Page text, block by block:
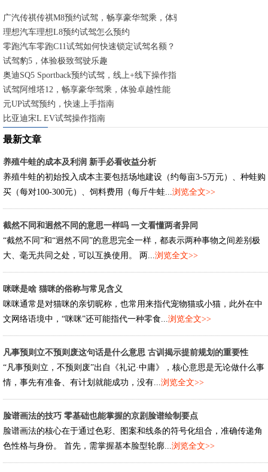
广汽传祺传祺M8预约试驾，畅享豪华驾乘，体验卓越性能
理想汽车理想L8预约试驾怎么预约
零跑汽车零跑C11试驾如何快速锁定试驾名额？
试驾豹5，体验极致驾驶乐趣
奥迪SQ5 Sportback预约试驾，线上+线下操作指南
试驾阿维塔12，畅享豪华驾乘，体验卓越性能
元UP试驾预约，快速上手指南
比亚迪宋L EV试驾操作指南
最新文章
养殖牛蛙的成本及利润 新手必看收益分析
养殖牛蛙的初始投入成本主要包括场地建设（约每亩3-5万元）、种蛙购
买（每对100-300元）、饲料费用（每斤牛蛙...浏览全文>>
截然不同和迥然不同的意思一样吗 一文看懂两者异同
“截然不同”和“迥然不同”的意思完全一样，都表示两种事物之间差别极
大、毫无共同之处，可以互换使用。 两...浏览全文>>
咪咪是啥 猫咪的俗称与常见含义
咪咪通常是对猫咪的亲切昵称，也常用来指代宠物猫或小猫，此外在中
文网络语境中，“咪咪”还可能指代一种零食...浏览全文>>
凡事预则立不预则废这句话是什么意思 古训揭示提前规划的重要性
“凡事预则立，不预则废”出自《礼记·中庸》，核心意思是无论做什么事
情，事先有准备、有计划就能成功，没有...浏览全文>>
脸谱画法的技巧 零基础也能掌握的京剧脸谱绘制要点
脸谱画法的核心在于通过色彩、图案和线条的符号化组合，准确传递角
色性格与身份。 首先，需掌握基本脸型轮廓...浏览全文>>